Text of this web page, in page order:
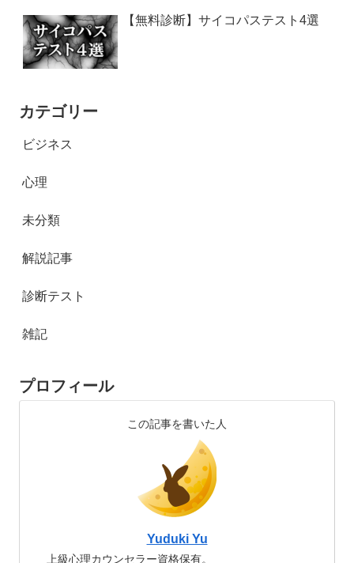
【無料診断】サイコパステスト4選
カテゴリー
ビジネス
心理
未分類
解説記事
診断テスト
雑記
プロフィール
この記事を書いた人
Yuduki Yu
上級心理カウンセラー資格保有。